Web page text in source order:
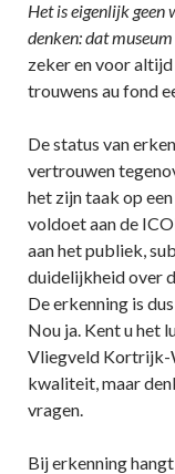
Het is eigenlijk geen
denken: dat
zeker en voor altijd
trouwens au fond
De status van
vertrouwen
het zijn taak op
voldoet aan de
aan het publiek,
duidelijkheid over
De erkenning is
Nou ja. Kent u het
Vliegveld Kortrijk-
kwaliteit, maar
vragen.
Bij erkenning